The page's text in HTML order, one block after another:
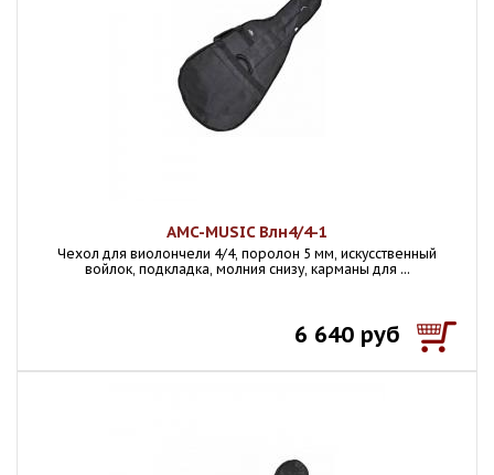
AMC-MUSIC Влн4/4-1
Чехол для виолончели 4/4, поролон 5 мм, искусственный
войлок, подкладка, молния снизу, карманы для ...
6 640 руб